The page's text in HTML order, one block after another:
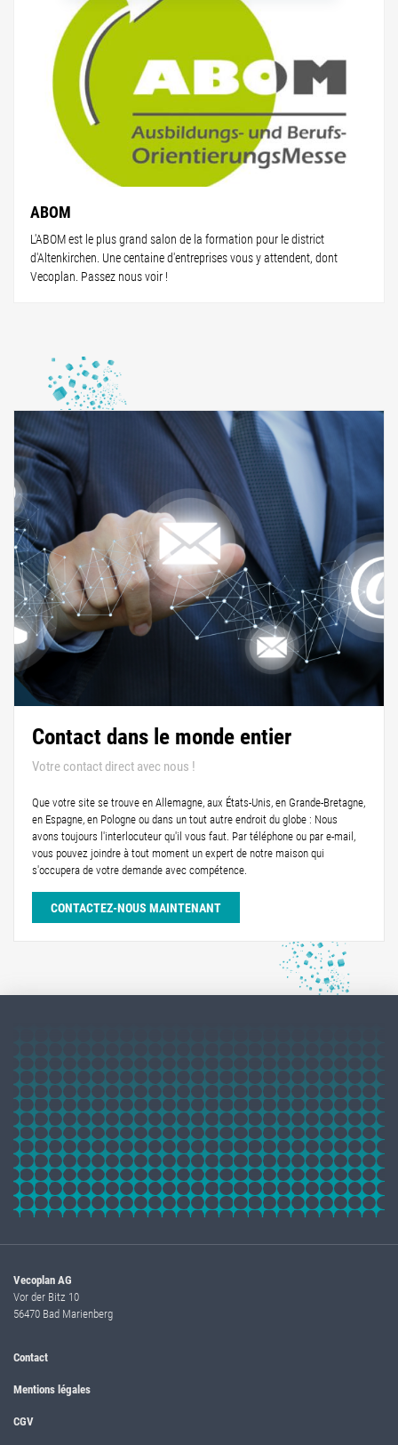
ABOM
L'ABOM est le plus grand salon de la formation pour le district
d'Altenkirchen. Une centaine d'entreprises vous y attendent, dont
Vecoplan. Passez nous voir !
Contact dans le monde entier
Votre contact direct avec nous !
Que votre site se trouve en Allemagne, aux États-Unis, en Grande-Bretagne,
en Espagne, en Pologne ou dans un tout autre endroit du globe : Nous
avons toujours l'interlocuteur qu'il vous faut. Par téléphone ou par e-mail,
vous pouvez joindre à tout moment un expert de notre maison qui
s'occupera de votre demande avec compétence.
CONTACTEZ-NOUS MAINTENANT
Vecoplan AG
Vor der Bitz 10
56470 Bad Marienberg
Contact
Mentions légales
CGV